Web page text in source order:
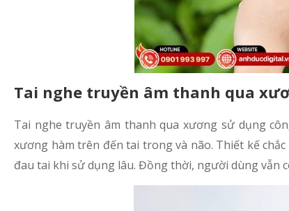
Tai nghe truyền âm thanh qua
Tai nghe truyền âm thanh qua xương sử dụng
xương hàm trên đến tai trong và não. Thiết kế
đau tai khi sử dụng lâu. Đồng thời, người dùng vẫn